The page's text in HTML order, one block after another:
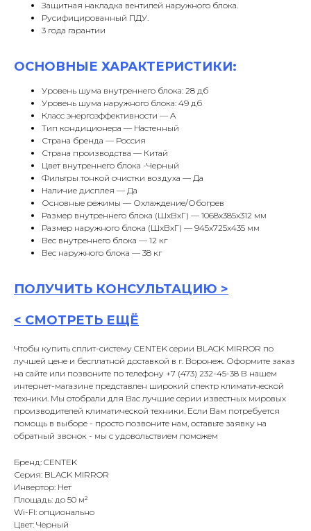
Защитная накладка вентилей наружного блока.
Русифицированный ПДУ.
3 года гарантии
ОСНОВНЫЕ ХАРАКТЕРИСТИКИ:
Уровень шума внутреннего блока: 28 дб
Уровень шума наружного блока: 49 дб
Класс энергоэффективности — A
Тип кондиционера — Настенный
Страна бренда — Россия
Страна производства — Китай
Цвет внутреннего блока -Черный
Фильтры тонкой очистки воздуха — Да
Наличие дисплея — Да
Основные режимы — Охлаждение/Обогрев
Размер внутреннего блока (ШxВxГ) — 1068x385x312 мм
Размер наружного блока (ШxВxГ) — 945x725x435 мм
Вес внутреннего блока — 12 кг
Вес наружного блока — 38 кг
ПОЛУЧИТЬ КОНСУЛЬТАЦИЮ >
< СМОТРЕТЬ ЕЩЁ
Чтобы купить сплит-систему CENTEK серии BLACK MIRROR по
лучшей цене и бесплатной доставкой в г. Воронеж. Оформите заказ
на сайте или позвоните по телефону +7 (473) 232-45-38 В нашем
интернет-магазине представлен широкий спектр климатической
техники. Мы отобрали для Вас лучшие серии известных мировых
производителей климатической техники. Если Вам потребуется
помощь в выборе - просто позвоните нам, оставьте заявку на
обратный звонок - мы с удовольствием поможем
Бренд: CENTEK
Серия: BLACK MIRROR
Инвертор: Нет
Площадь: до 50 м²
Wi-FI: опционально
Цвет: Черный